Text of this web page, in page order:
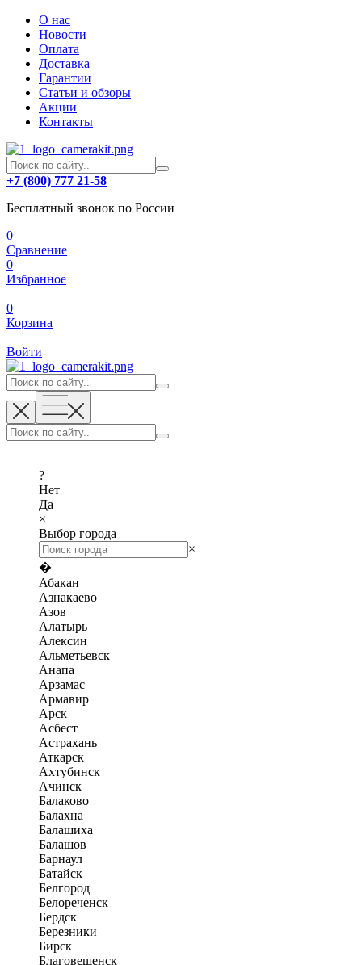
О нас
Новости
Оплата
Доставка
Гарантии
Статьи и обзоры
Акции
Контакты
+7 (800) 777 21-58
Бесплатный звонок по России
0
Сравнение
0
Избранное
0
Корзина
Войти
?
Нет
Да
×
Выбор города
×
�
Абакан
Азнакаево
Азов
Алатырь
Алексин
Альметьевск
Анапа
Арзамас
Армавир
Арск
Асбест
Астрахань
Аткарск
Ахтубинск
Ачинск
Балаково
Балахна
Балашиха
Балашов
Барнаул
Батайск
Белгород
Белореченск
Бердск
Березники
Бирск
Благовещенск